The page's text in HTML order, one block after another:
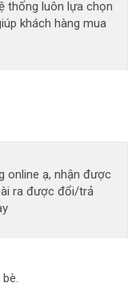
thống luôn lựa chọn
khách hàng mua
online ạ, nhận được
ra được đổi/trả